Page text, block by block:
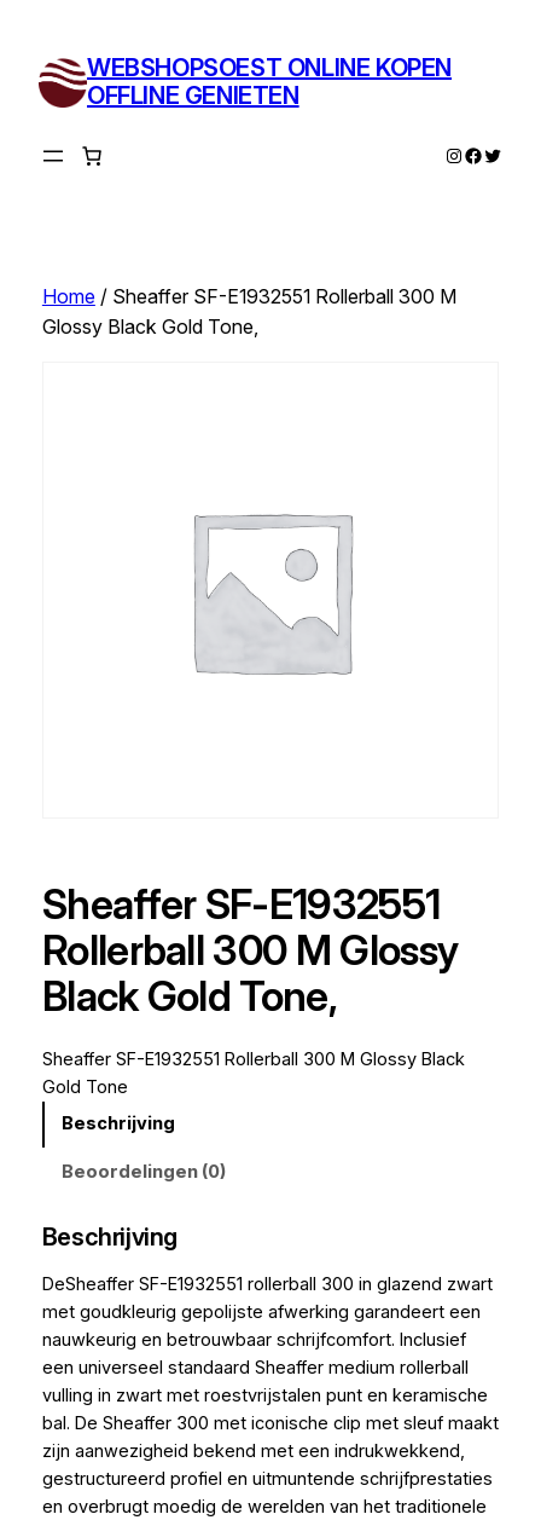
inhoud
WEBSHOPSOEST ONLINE KOPEN
OFFLINE GENIETEN
Instagram
Twitter
Home/ Sheaffer SF-E1932551 Rollerball 300 M
Glossy Black Gold Tone,
Sheaffer SF-E1932551
Rollerball 300 M Glossy
Black Gold Tone,
Sheaffer SF-E1932551 Rollerball 300 M Glossy Black
Gold Tone
Beschrijving
Beoordelingen (0)
Beschrijving
DeSheaffer SF-E1932551 rollerball 300 in glazend zwart
met goudkleurig gepolijste afwerking garandeert een
nauwkeurig en betrouwbaar schrijfcomfort. Inclusief
een universeel standaard Sheaffer medium rollerball
vulling in zwart met roestvrijstalen punt en keramische
bal. De Sheaffer 300 met iconische clip met sleuf maakt
zijn aanwezigheid bekend met een indrukwekkend,
gestructureerd profiel en uitmuntende schrijfprestaties
en overbrugt moedig de werelden van het traditionele